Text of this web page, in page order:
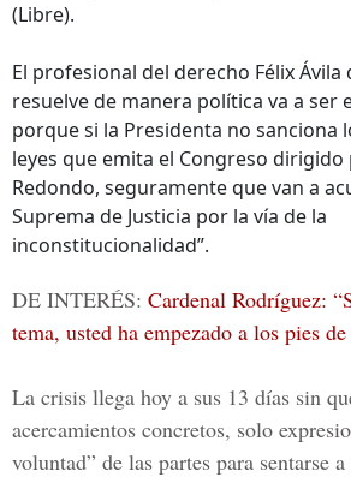
(Libre).
El profesional del derecho Félix Ávila
resuelve de manera política va a ser
porque si la Presidenta no sanciona
leyes que emita el Congreso dirigido
Redondo, seguramente que van a
Suprema de Justicia por la vía de la
inconstitucionalidad”.
DE INTERÉS: Cardenal Rodríguez:
tema, usted ha empezado a los pies
La crisis llega hoy a sus 13 días sin
acercamientos concretos, solo
voluntad” de las partes para sentarse